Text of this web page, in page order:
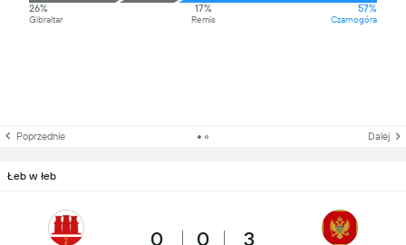
26%
Gibraltar
17%
Remis
57%
Czarnogóra
Poprzednie Dalej
Łeb w łeb
0 0 3